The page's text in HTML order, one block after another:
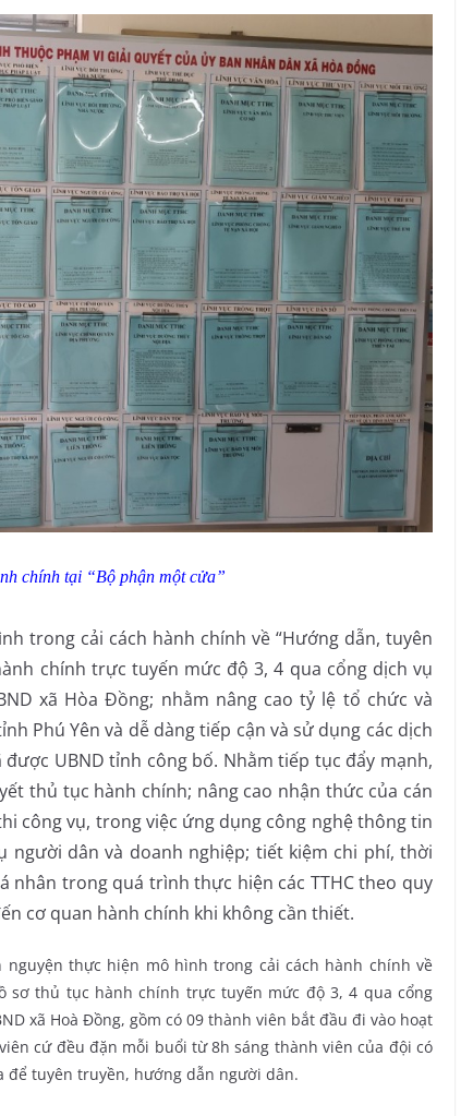
chính tại “Bộ phận một cửa”
cải cách hành chính về “Hướng dẫn, tuyên
chính trực tuyến mức độ 3, 4 qua cổng dịch vụ
xã Hòa Đồng; nhằm nâng cao tỷ lệ tổ chức và
Phú Yên và dễ dàng tiếp cận và sử dụng các dịch
UBND tỉnh công bố. Nhằm tiếp tục đẩy mạnh,
thủ tục hành chính; nâng cao nhận thức của cán
công vụ, trong việc ứng dụng công nghệ thông tin
người dân và doanh nghiệp; tiết kiệm chi phí, thời
nhân trong quá trình thực hiện các TTHC theo quy
cơ quan hành chính khi không cần thiết.
thực hiện mô hình trong cải cách hành chính về
sơ thủ tục hành chính trực tuyến mức độ 3, 4 qua cổng
xã Hoà Đồng, gồm có 09 thành viên bắt đầu đi vào hoạt
cứ đều đặn mỗi buổi từ 8h sáng thành viên của đội có
tuyên truyền, hướng dẫn người dân.